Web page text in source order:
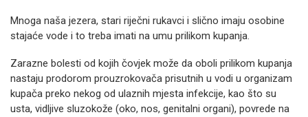
Mnoga naša jezera, stari riječni rukavci i slično imaju osobine
stajaće vode i to treba imati na umu prilikom kupanja.
Zarazne bolesti od kojih čovjek može da oboli prilikom kupanja
nastaju prodorom prouzrokovača prisutnih u vodi u organizam
kupača preko nekog od ulaznih mjesta infekcije, kao što su
usta, vidljive sluzokože (oko, nos, genitalni organi), povrede na